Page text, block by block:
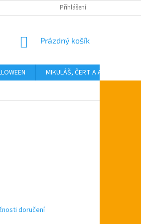
Přihlášení
NÁKUPNÍ
Prázdný košík
MIKULÁŠ, ČERT A ANDĚL
doručení